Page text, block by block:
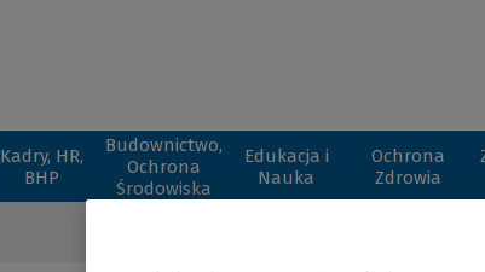
Kadry, HR,
BHP
Budownictwo,
Ochrona
Środowiska
Edukacja i
Nauka
Ochrona
Zdrowia